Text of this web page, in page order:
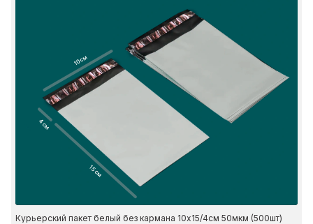
10 см
4 см
15 см
Курьерский пакет белый без кармана 10х15/4см 50мкм (500шт)